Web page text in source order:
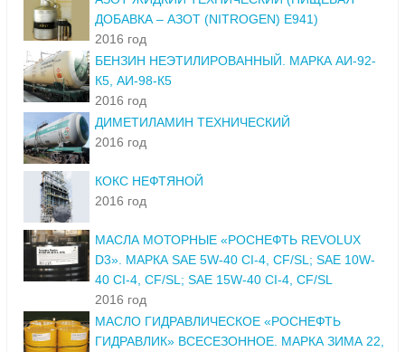
ДОБАВКА – АЗОТ (NITROGEN) E941)
2016 год
БЕНЗИН НЕЭТИЛИРОВАННЫЙ. МАРКА АИ-92-
К5, АИ-98-К5
2016 год
ДИМЕТИЛАМИН ТЕХНИЧЕСКИЙ
2016 год
КОКС НЕФТЯНОЙ
2016 год
МАСЛА МОТОРНЫЕ «РОСНЕФТЬ REVOLUX
D3». МАРКА SAE 5W-40 CI-4, CF/SL; SAE 10W-
40 CI-4, CF/SL; SAE 15W-40 CI-4, CF/SL
2016 год
МАСЛО ГИДРАВЛИЧЕСКОЕ «РОСНЕФТЬ
ГИДРАВЛИК» ВСЕСЕЗОННОЕ. МАРКА ЗИМА 22,